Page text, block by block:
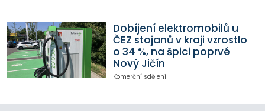
Dobíjení elektromobilů u
ČEZ stojanů v kraji vzrostlo
o 34 %, na špici poprvé
Nový Jičín
Komerční sdělení